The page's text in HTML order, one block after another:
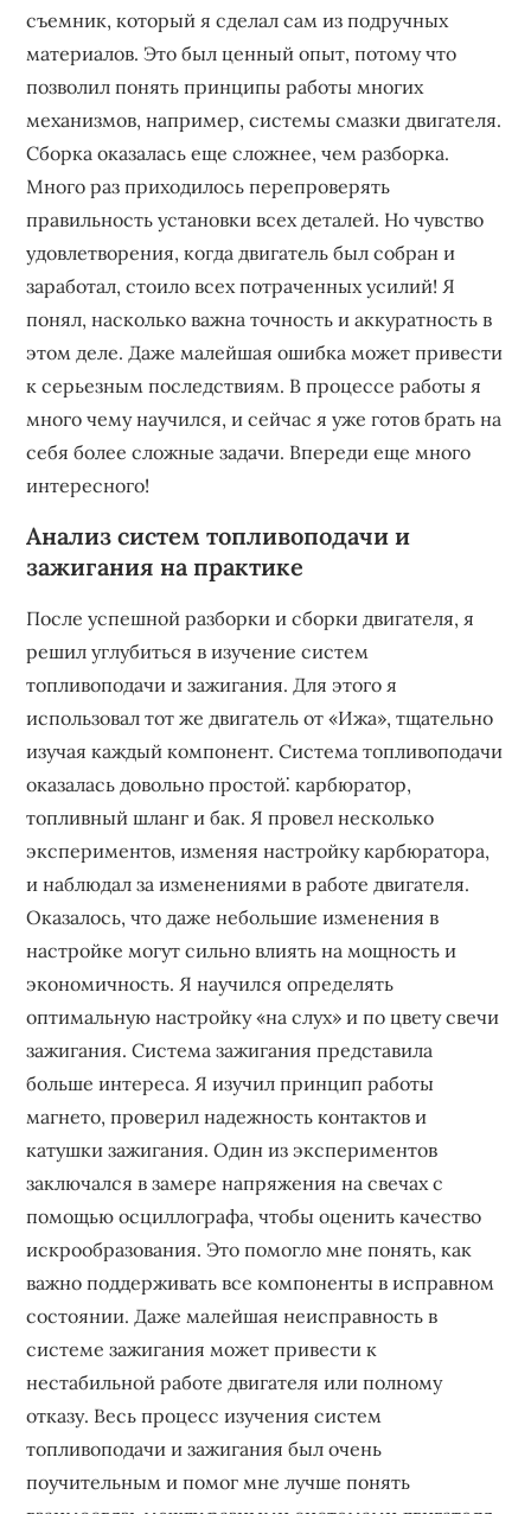
съемник, который я сделал сам из подручных
материалов. Это был ценный опыт, потому что
позволил понять принципы работы многих
механизмов, например, системы смазки двигателя.
Сборка оказалась еще сложнее, чем разборка.
Много раз приходилось перепроверять
правильность установки всех деталей. Но чувство
удовлетворения, когда двигатель был собран и
заработал, стоило всех потраченных усилий! Я
понял, насколько важна точность и аккуратность в
этом деле. Даже малейшая ошибка может привести
к серьезным последствиям. В процессе работы я
много чему научился, и сейчас я уже готов брать на
себя более сложные задачи. Впереди еще много
интересного!
Анализ систем топливоподачи и
зажигания на практике
После успешной разборки и сборки двигателя, я
решил углубиться в изучение систем
топливоподачи и зажигания. Для этого я
использовал тот же двигатель от «Ижа», тщательно
изучая каждый компонент. Система топливоподачи
оказалась довольно простой⁚ карбюратор,
топливный шланг и бак. Я провел несколько
экспериментов, изменяя настройку карбюратора,
и наблюдал за изменениями в работе двигателя.
Оказалось, что даже небольшие изменения в
настройке могут сильно влиять на мощность и
экономичность. Я научился определять
оптимальную настройку «на слух» и по цвету свечи
зажигания. Система зажигания представила
больше интереса. Я изучил принцип работы
магнето, проверил надежность контактов и
катушки зажигания. Один из экспериментов
заключался в замере напряжения на свечах с
помощью осциллографа, чтобы оценить качество
искрообразования. Это помогло мне понять, как
важно поддерживать все компоненты в исправном
состоянии. Даже малейшая неисправность в
системе зажигания может привести к
нестабильной работе двигателя или полному
отказу. Весь процесс изучения систем
топливоподачи и зажигания был очень
поучительным и помог мне лучше понять